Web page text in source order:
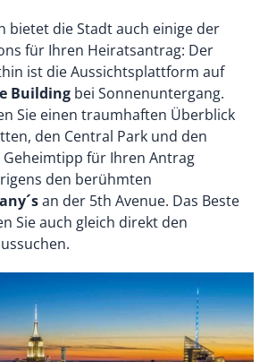
bietet die Stadt auch einige der
für Ihren Heiratsantrag: Der
ist die Aussichtsplattform auf
Building bei Sonnenuntergang.
Sie einen traumhaften Überblick
den Central Park und den
Geheimtipp für Ihren Antrag
den berühmten
an der 5th Avenue. Das Beste
Sie auch gleich direkt den